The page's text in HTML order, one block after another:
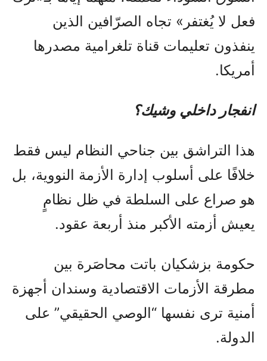
فعل لا يُغتفر» تجاه الصرّافين الذين
ينفذون تعليمات قناة تلغرامية مصدرها
أمريكا.
انفجار داخلي وشيك؟
هذا التراشق بين جناحي النظام ليس فقط
خلافًا على أسلوب إدارة الأزمة النووية، بل
هو صراع على السلطة في ظل نظامٍ
يعيش أزمته الأكبر منذ أربعة عقود.
حكومة بزشكيان باتت محاصَرة بين
مطرقة الأزمات الاقتصادية وسندان أجهزة
أمنية ترى نفسها “الوصي الحقيقي” على
الدولة.